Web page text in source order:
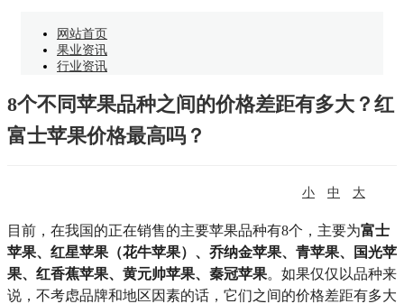
网站首页
果业资讯
行业资讯
8个不同苹果品种之间的价格差距有多大？红
富士苹果价格最高吗？
小 中 大
目前，在我国的正在销售的主要苹果品种有8个，主要为富士
苹果、红星苹果（花牛苹果）、乔纳金苹果、青苹果、国光苹
果、红香蕉苹果、黄元帅苹果、秦冠苹果。如果仅仅以品种来
说，不考虑品牌和地区因素的话，它们之间的价格差距有多大